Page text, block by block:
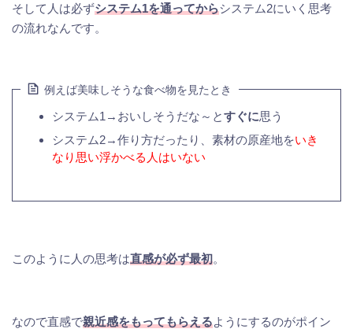
そして人は必ずシステム1を通ってからシステム2にいく思考
の流れなんです。
例えば美味しそうな食べ物を見たとき
システム1→おいしそうだな～とすぐに思う
システム2→作り方だったり、素材の原産地をいき
なり思い浮かべる人はいない
このように人の思考は直感が必ず最初。
なので直感で親近感をもってもらえるようにするのがポイン